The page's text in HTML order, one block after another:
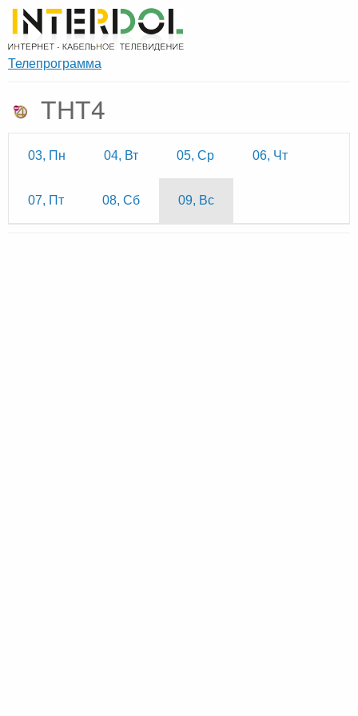
Телепрограмма
ТНТ4
03, Пн 04, Вт 05, Ср 06, Чт
07, Пт 08, Сб 09, Вс